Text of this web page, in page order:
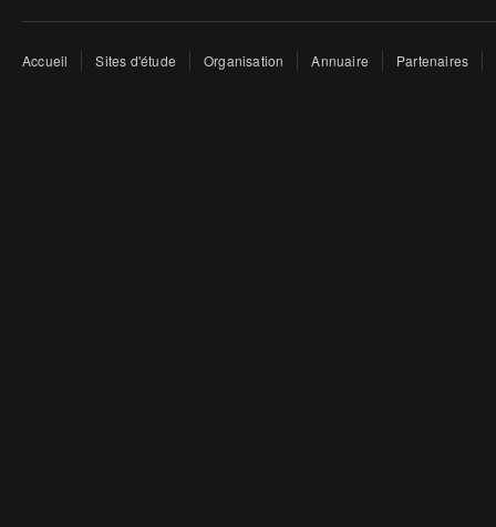
Accueil Sites d'étude Organisation Annuaire Partenaires